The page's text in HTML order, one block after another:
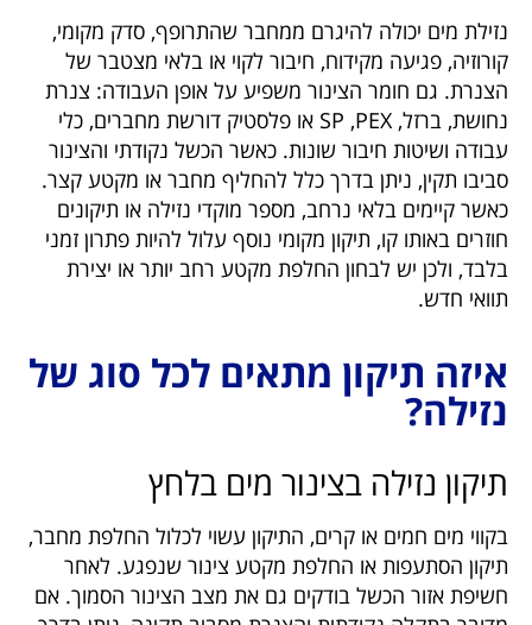
נזילת מים יכולה להיגרם ממחבר שהתרופף, סדק מקומי,
קורוזיה, פגיעה מקידוח, חיבור לקוי או בלאי מצטבר של
הצנרת. גם חומר הצינור משפיע על אופן העבודה: צנרת
נחושת, ברזל, PEX,‏ SP או פלסטיק דורשת מחברים, כלי
עבודה ושיטות חיבור שונות. כאשר הכשל נקודתי והצינור
סביבו תקין, ניתן בדרך כלל להחליף מחבר או מקטע קצר.
כאשר קיימים בלאי נרחב, מספר מוקדי נזילה או תיקונים
חוזרים באותו קו, תיקון מקומי נוסף עלול להיות פתרון זמני
בלבד, ולכן יש לבחון החלפת מקטע רחב יותר או יצירת
תוואי חדש.
איזה תיקון מתאים לכל סוג של
נזילה?
תיקון נזילה בצינור מים בלחץ
בקווי מים חמים או קרים, התיקון עשוי לכלול החלפת מחבר,
תיקון הסתעפות או החלפת מקטע צינור שנפגע. לאחר
חשיפת אזור הכשל בודקים גם את מצב הצינור הסמוך. אם